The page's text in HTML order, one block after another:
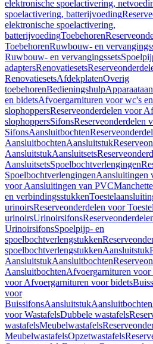
elektronische spoelactivering,
spoelactivering, batterijvoeding
elektronische spoelactivering,
batterijvoedingToebehoren
ToebehorenRuwbouw- en
Ruwbouw- en vervangingssets
adaptersRenovatiesets
RenovatiesetsAfdekplatenOverig
toebehorenBedieningshulp
en bidetsAfvoergarnituren voor wc's en
slophoppersReserveonderdelen voor
slophoppersSifonsReserveonderdelen
SifonsAansluitbochten
AansluitbochtenAansluitstuk
AansluitstukAansluitsets
AansluitsetsSpoelbochtverlengingen
SpoelbochtverlengingenAansluitingen
voor Aansluitingen van PVC
en verbindingsstukken
urinoirsReserveonderdelen voor
urinoirsUrinoirsifons
UrinoirsifonsSpoelpijp- en
spoelbochtverlengstukken
spoelbochtverlengstukkenAansluitstuk
AansluitstukAansluitbochten
AansluitbochtenAfvoergarnituren voor
voor Afvoergarnituren voor bidets
voor
BuissifonsAansluitstukAansluitbochten
voor WastafelsDubbele wastafels
wastafelsMeubelwastafels
MeubelwastafelsOpzetwastafels